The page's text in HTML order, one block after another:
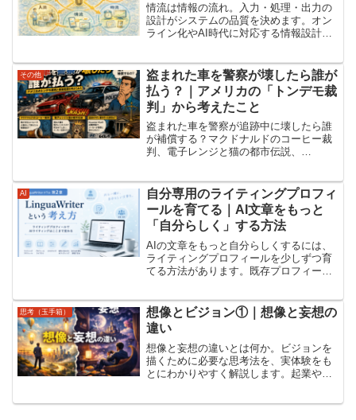
情流は情報の流れ。入力・処理・出力の
設計がシステムの品質を決めます。オン
ライン化やAI時代に対応する情報設計の
その他
盗まれた車を警察が壊したら誰が
払う？｜アメリカの「トンデモ裁
判」から考えたこと
盗まれた車を警察が追跡中に壊したら誰
が補償する？マクドナルドのコーヒー裁
判、電子レンジと猫の都市伝説、
か」を考えます。
AI
自分専用のライティングプロフィ
ールを育てる｜AI文章をもっと
「自分らしく」する方法
AIの文章をもっと自分らしくするには、
ライティングプロフィールを少しずつ育
てる方法があります。既存プロフィール
境を作る方法を紹介します。
思考（玉手箱）
想像とビジョン①｜想像と妄想の
違い
想像と妄想の違いとは何か。ビジョンを
描くために必要な思考法を、実体験をも
とにわかりやすく解説します。起業や人